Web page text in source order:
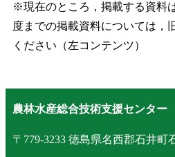
※現在のところ，掲載する資料
度までの掲載資料については，
ください（左コンテンツ）
農林水産総合技術支援センター
〒779-3233 徳島県名西郡石井町